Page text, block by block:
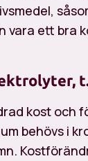
vara ett bra
kost och
behövs i